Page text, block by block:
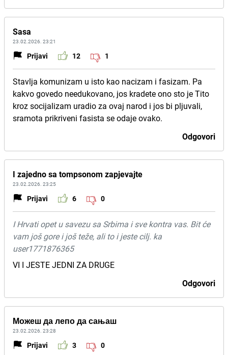
Sasa
23.02.2026. 23:21
Prijavi 12 1
Stavlja komunizam u isto kao nacizam i fasizam. Pa
kakvo govedo needukovano, jos kradete ono sto je Tito
kroz socijalizam uradio za ovaj narod i jos bi pljuvali,
sramota prikriveni fasista se odaje ovako.
Odgovori
I zajedno sa tompsonom zapjevajte
23.02.2026. 23:25
Prijavi 6 0
I Hrvati opet u savezu sa Srbima i sve kontra vas. Bit će
vam još gore i još teže, ali to i jeste cilj. ka
user1771876365
VI I JESTE JEDNI ZA DRUGE
Odgovori
Можеш да лепо да сањаш
23.02.2026. 23:28
Prijavi 3 0